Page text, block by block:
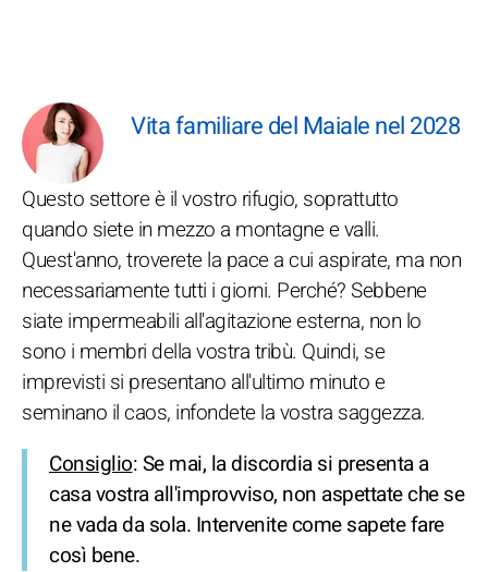
Vita familiare del Maiale nel 2028
Questo settore è il vostro rifugio, soprattutto
quando siete in mezzo a montagne e valli.
Quest'anno, troverete la pace a cui aspirate, ma non
necessariamente tutti i giorni. Perché? Sebbene
siate impermeabili all'agitazione esterna, non lo
sono i membri della vostra tribù. Quindi, se
imprevisti si presentano all'ultimo minuto e
seminano il caos, infondete la vostra saggezza.
Consiglio: Se mai, la discordia si presenta a
casa vostra all'improvviso, non aspettate che se
ne vada da sola. Intervenite come sapete fare
così bene.